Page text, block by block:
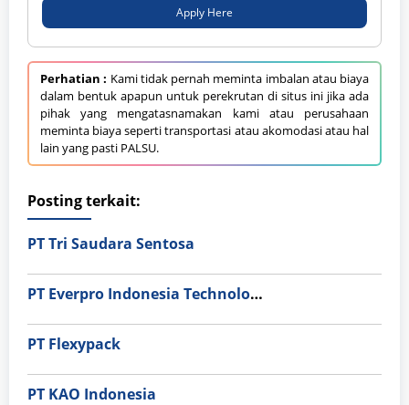
Apply Here
Perhatian : Kami tidak pernah meminta imbalan atau biaya
dalam bentuk apapun untuk perekrutan di situs ini jika ada
pihak yang mengatasnamakan kami atau perusahaan
meminta biaya seperti transportasi atau akomodasi atau hal
lain yang pasti PALSU.
Posting terkait:
PT Tri Saudara Sentosa
PT Everpro Indonesia Technologies
PT Flexypack
PT KAO Indonesia